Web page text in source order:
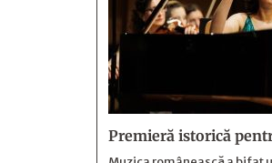
Premieră istorică